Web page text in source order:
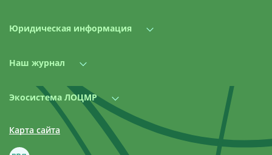
Юридическая информация
Наш журнал
Экосистема ЛОЦМР
Карта сайта